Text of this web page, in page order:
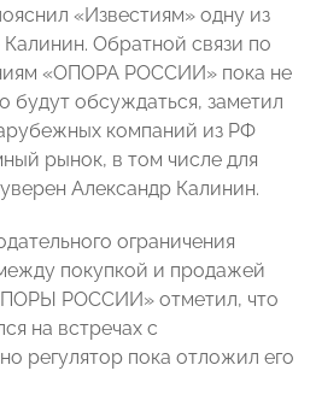
«Известиям» одну из
Обратной связи по
«ОПОРА РОССИИ» пока не
будут обсуждаться, заметил
компаний из РФ
рынок, в том числе для
Александр Калинин.
ограничения
покупкой и продажей
РОССИИ» отметил, что
на встречах с
регулятор пока отложил его